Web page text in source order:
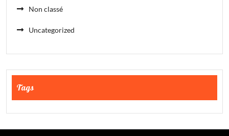
Non classé
Uncategorized
Tags